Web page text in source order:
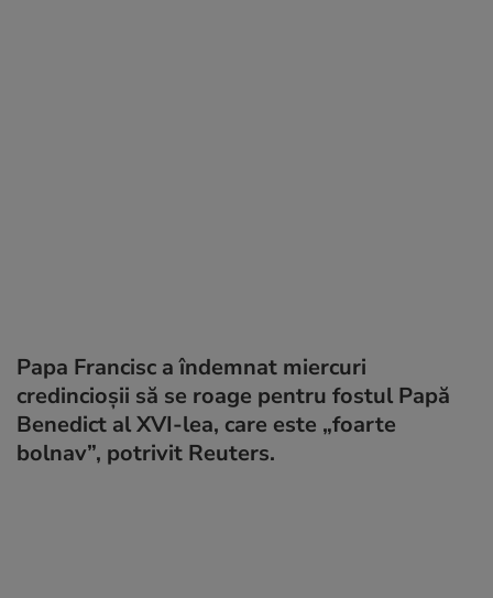
Papa Francisc a îndemnat miercuri
credincioşii să se roage pentru fostul Papă
Benedict al XVI-lea, care este „foarte
bolnav”, potrivit Reuters.